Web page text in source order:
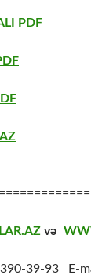
PDF
və
39-93 E-